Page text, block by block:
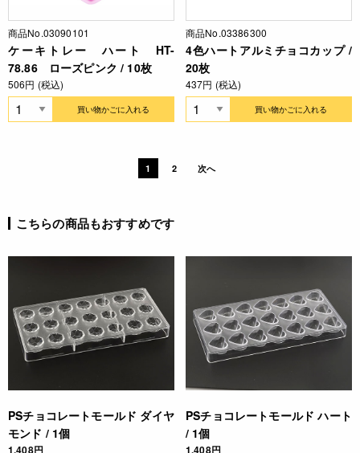
商品No.03090101
ケーキトレー ハート HT-
78.86 ローズピンク / 10枚
506円 (税込)
買い物かごに入れる
商品No.03386300
4色ハートアルミチョコカップ /
20枚
437円 (税込)
買い物かごに入れる
1 2 次へ
こちらの商品もおすすめです
PSチョコレートモールド ダイヤ
モンド / 1個
1,408円
PSチョコレートモールド ハート
/ 1個
1,408円